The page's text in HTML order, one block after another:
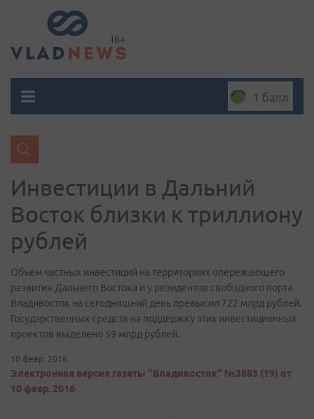
1 балл
Инвестиции в Дальний
Восток близки к триллиону
рублей
Объем частных инвестиций на территориях опережающего
развития Дальнего Востока и у резидентов свободного порта
Владивосток на сегодняшний день превысил 722 млрд рублей.
Государственных средств на поддержку этих инвестиционных
проектов выделено 59 млрд рублей.
10 февр. 2016
Электронная версия газеты "Владивосток" №3883 (19) от
10 февр. 2016